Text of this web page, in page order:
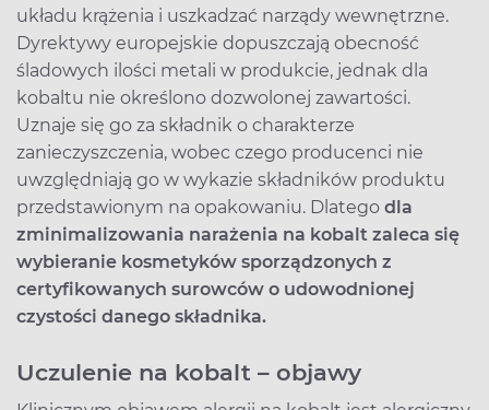
układu krążenia i uszkadzać narządy wewnętrzne.
Dyrektywy europejskie dopuszczają obecność
śladowych ilości metali w produkcie, jednak dla
kobaltu nie określono dozwolonej zawartości.
Uznaje się go za składnik o charakterze
zanieczyszczenia, wobec czego producenci nie
uwzględniają go w wykazie składników produktu
przedstawionym na opakowaniu. Dlatego dla
zminimalizowania narażenia na kobalt zaleca się
wybieranie kosmetyków sporządzonych z
certyfikowanych surowców o udowodnionej
czystości danego składnika.
Uczulenie na kobalt – objawy